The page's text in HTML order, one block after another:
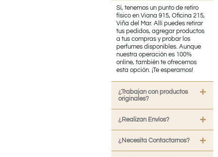
Sí, tenemos un punto de retiro
físico en Viana 915, Oficina 215,
Viña del Mar. Allí puedes retirar
tus pedidos, agregar productos
a tus compras y probar los
perfumes disponibles. Aunque
nuestra operación es 100%
online, también te ofrecemos
esta opción. ¡Te esperamos!
¿Trabajan con productos
originales?
¿Realizan Envíos?
¿Necesita Contactarnos?